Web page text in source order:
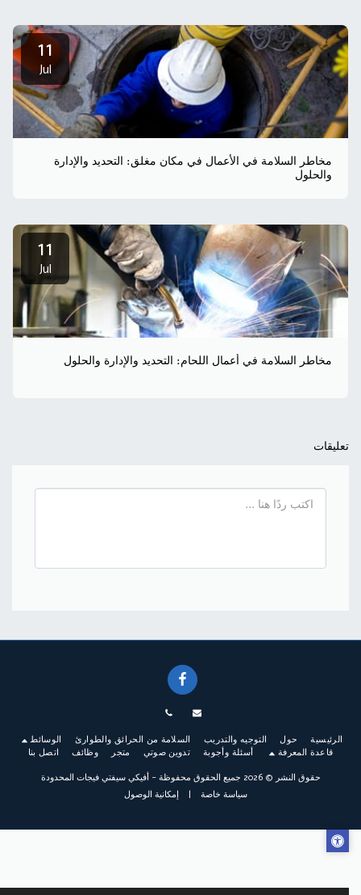
11
Jul
مخاطر السلامة في الأعمال في مكان مغلق: التحديد والإدارة
والحلول
11
Jul
مخاطر السلامة في أعمال اللحام: التحديد والإدارة والحلول
تعليقات
الرئيسية حول التوجيه والتدريب السلامة من الحرائق والطوارئ
الوسائط
قاعدة المعرفة
أسئلة وأجوبة تدوين صوتي متجر وظائف اتصل بنا
حقوق النشر © 2026 جميع الحقوق محفوظة -
أفيكي سيفتي فيجات المحدودة
سياسة خاصة| إمكانية الوصول